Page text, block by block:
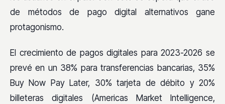
de métodos de pago digital alternativos gane
protagonismo.
El crecimiento de pagos digitales para 2023-2026 se
prevé en un 38% para transferencias bancarias, 35%
Buy Now Pay Later, 30% tarjeta de débito y 20%
billeteras digitales (Americas Market Intelligence,